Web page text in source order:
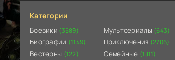
Категории
Боевики (3589)
Биографии (1149)
Вестерны (122)
Мультсериалы (643)
Приключения (2706)
Семейные (1811)